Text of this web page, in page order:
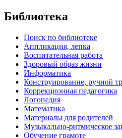
Библиотека
Поиск по библиотеке
Аппликация, лепка
Воспитательная работа
Здоровый образ жизни
Информатика
Конструирование, ручной
Коррекционная педагогика
Логопедия
Математика
Материалы для родителей
Музыкально-ритмическое
Обучение грамоте